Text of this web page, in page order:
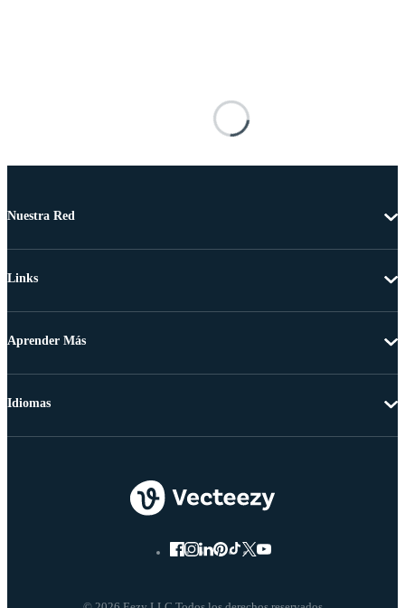
Nuestra Red
Links
Aprender Más
Idiomas